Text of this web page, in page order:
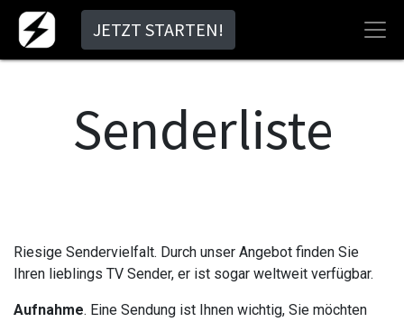
JETZT STARTEN!
Senderliste
Riesige Sendervielfalt. Durch unser Angebot finden Sie
Ihren lieblings TV Sender, er ist sogar weltweit verfügbar.
Aufnahme. Eine Sendung ist Ihnen wichtig, Sie möchten